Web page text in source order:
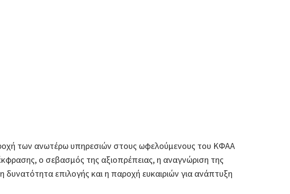
των ανωτέρω υπηρεσιών στους ωφελούμενους του ΚΦΑΑ
ο σεβασμός της αξιοπρέπειας, η αναγνώριση της
επιλογής και η παροχή ευκαιριών για ανάπτυξη